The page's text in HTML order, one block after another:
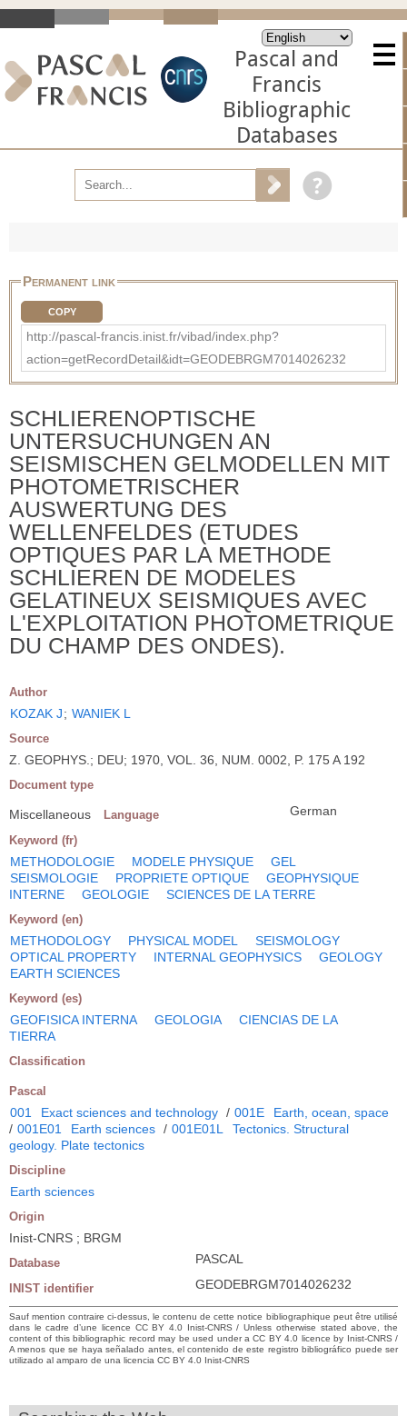
Pascal and
Francis
Bibliographic
Databases
Permanent link
COPY
http://pascal-francis.inist.fr/vibad/index.php?
action=getRecordDetail&idt=GEODEBRGM7014026232
SCHLIERENOPTISCHE
UNTERSUCHUNGEN AN
SEISMISCHEN GELMODELLEN MIT
PHOTOMETRISCHER
AUSWERTUNG DES
WELLENFELDES (ETUDES
OPTIQUES PAR LA METHODE
SCHLIEREN DE MODELES
GELATINEUX SEISMIQUES AVEC
L'EXPLOITATION PHOTOMETRIQUE
DU CHAMP DES ONDES).
Author
KOZAK J; WANIEK L
Source
Z. GEOPHYS.; DEU; 1970, VOL. 36, NUM. 0002, P. 175 A 192
Document type
Miscellaneous Language German
Keyword (fr)
METHODOLOGIE MODELE PHYSIQUE
GEL
SEISMOLOGIE
PROPRIETE OPTIQUE
GEOPHYSIQUE
INTERNE
GEOLOGIE SCIENCES DE LA TERRE
Keyword (en)
METHODOLOGY PHYSICAL MODEL
SEISMOLOGY
OPTICAL PROPERTY
INTERNAL GEOPHYSICS
GEOLOGY
EARTH SCIENCES
Keyword (es)
GEOFISICA INTERNA GEOLOGIA
CIENCIAS DE LA
TIERRA
Classification
Pascal
001 Exact sciences and technology / 001E
Earth, ocean, space
/ 001E01 Earth sciences / 001E01L
Tectonics. Structural
geology. Plate tectonics
Discipline
Earth sciences
Origin
Inist-CNRS ; BRGM
Database PASCAL
INIST identifier GEODEBRGM7014026232
Sauf mention contraire ci-dessus, le contenu de cette notice bibliographique peut être utilisé
dans le cadre d’une licence CC BY 4.0 Inist-CNRS / Unless otherwise stated above, the
content of this bibliographic record may be used under a CC BY 4.0 licence by Inist-CNRS /
A menos que se haya señalado antes, el contenido de este registro bibliográfico puede ser
utilizado al amparo de una licencia CC BY 4.0 Inist-CNRS